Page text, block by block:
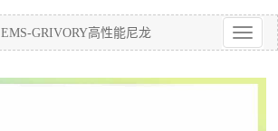
EMS-GRIVORY高性能尼龙